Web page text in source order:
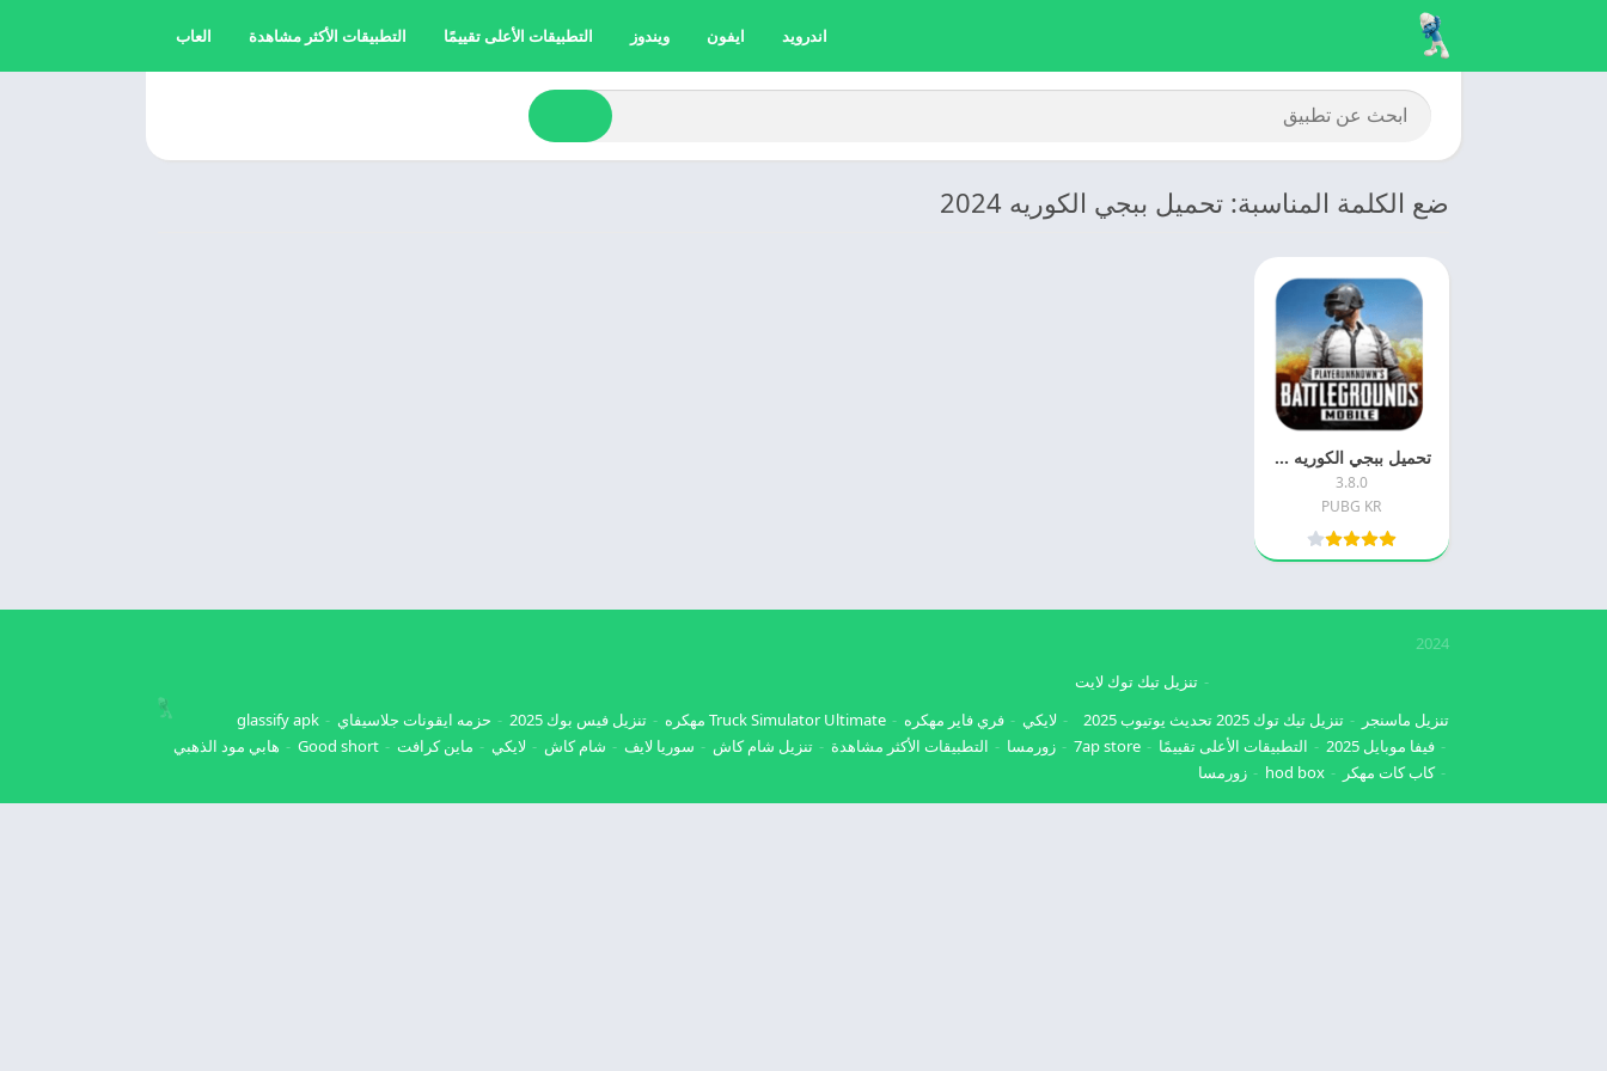
اندرويد ايفون ويندوز التطبيقات الأعلى تقييمًا التطبيقات الأكثر مشاهدة العاب
ضع الكلمة المناسبة: تحميل ببجي الكوريه 2024
تحميل ببجي الكوريه 2025 PUBG MOBILE KR اخر اصدار
3.8.0
PUBG KR
2024
تنزيل ماسنجر تنزيل تيك توك 2025
تنزيل تيك توك لايت
تحديث يوتيوب 2025
لايكي فري فاير مهكره Truck Simulator Ultimate مهكره تنزيل فيس بوك 2025 حزمه ايقونات جلاسيفاي
glassify apk
فيفا موبايل 2025
التطبيقات الأعلى تقييمًا 7ap store زورمسا التطبيقات الأكثر مشاهدة تنزيل شام كاش سوريا لايف شام كاش لايكي ماين كرافت Good short
هابي مود الذهبي
كاب كات مهكر
hod box زورمسا